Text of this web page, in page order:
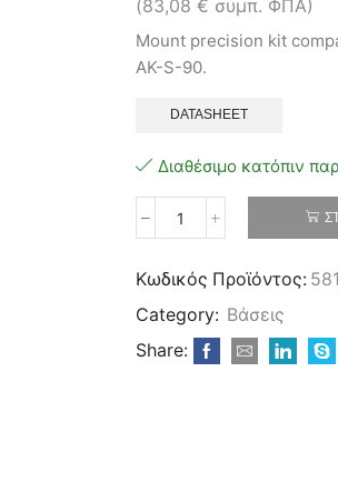
(83,08 € συμπ. ΦΠΑ)
Mount precision kit
AK-S-90.
DATASHEET
Διαθέσιμο κατόπιν
Tachyon
M-
Precision
Mounting
Bracket
Κωδικός Προϊόντος:
Category: Βάσεις
Share: